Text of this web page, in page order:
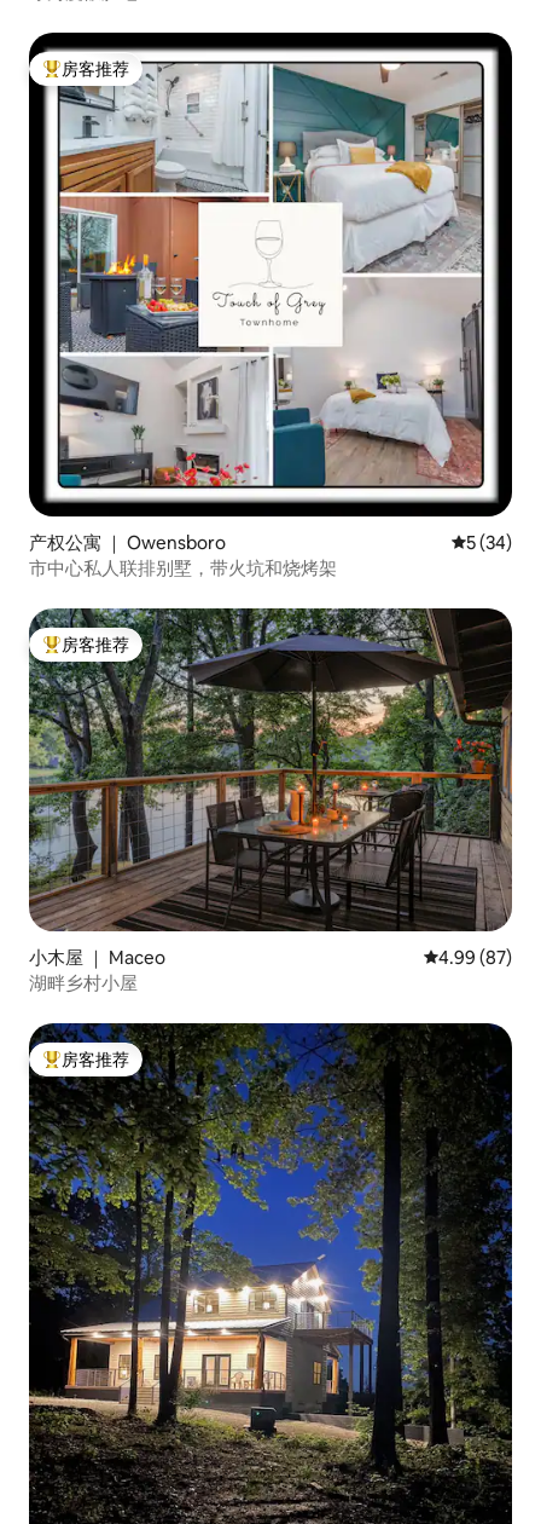
热门「房客推荐」
房客推荐
产权公寓 ｜ Owensboro 平均评分
5 (34)
市中心私人联排别墅，带火坑和烧烤架
热门「房客推荐」
房客推荐
小木屋 ｜ Maceo 平均评分 4.99
4.99 (87)
湖畔乡村小屋
热门「房客推荐」
房客推荐